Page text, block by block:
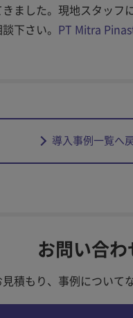
ました。現地スタッ
下さい。 PT Mitra
導入事例一覧へ
お問い合わ
積もり、 事例について